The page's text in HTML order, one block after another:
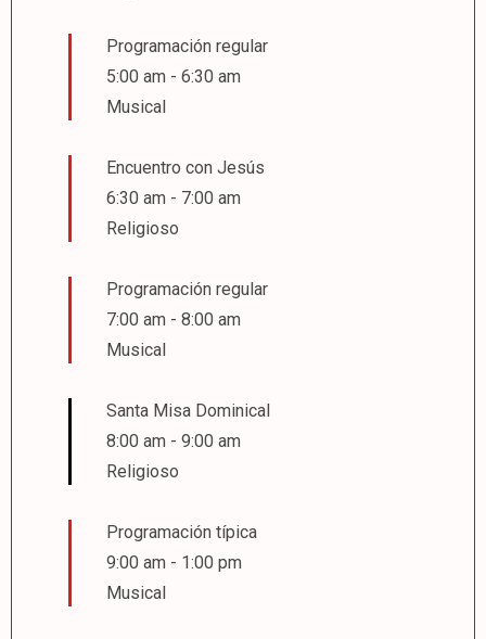
Programación regular
5:00 am - 6:30 am
Musical
Encuentro con Jesús
6:30 am - 7:00 am
Religioso
Programación regular
7:00 am - 8:00 am
Musical
Santa Misa Dominical
8:00 am - 9:00 am
Religioso
Programación típica
9:00 am - 1:00 pm
Musical